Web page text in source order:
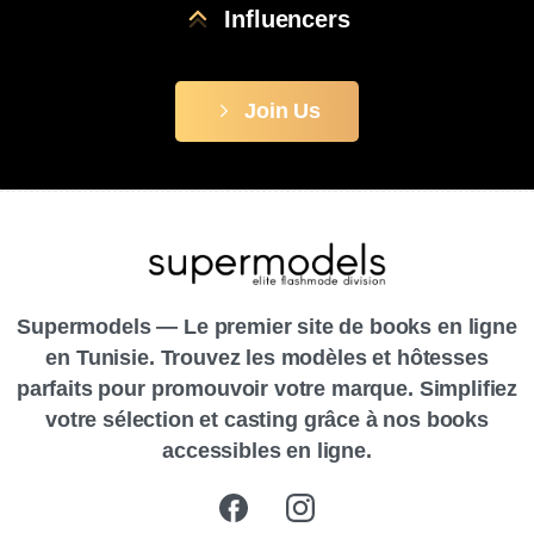
Influencers
Join Us
Supermodels — Le premier site de books en ligne
en Tunisie. Trouvez les modèles et hôtesses
parfaits pour promouvoir votre marque. Simplifiez
votre sélection et casting grâce à nos books
accessibles en ligne.